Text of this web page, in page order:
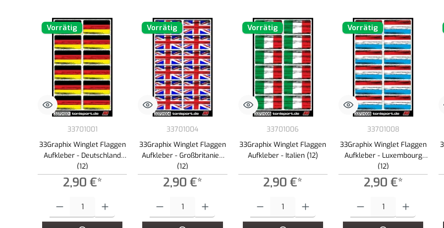
Vorrätig
33701001
33Graphix Winglet Flaggen
Aufkleber - Deutschland
(12)
2,90 €*
Vorrätig
33701004
33Graphix Winglet Flaggen
Aufkleber - Großbritanien
(12)
2,90 €*
Vorrätig
33701006
33Graphix Winglet Flaggen
Aufkleber - Italien (12)
2,90 €*
Vorrätig
33701008
33Graphix Winglet Flaggen
Aufkleber - Luxembourg
(12)
2,90 €*